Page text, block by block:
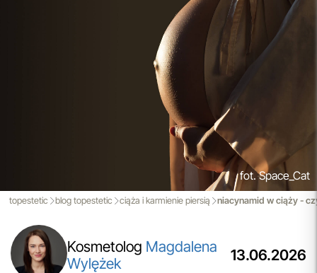
nowoczesnemu magazynowi oraz zaawansowanym
technologicznie systemom IT, zamówienia są zazwyczaj
wysyłane i dostarczane w ciągu zaledwie
24 godzin
od
Do wielu zamówień dołączamy starannie dobrane próbki
kosmetyków, dopasowane do indywidualnych potrzeb
pielęgnacyjnych. To nasz sposób, by umożliwić Ci
odkrywanie nowych produktów i doświadczanie
pielęgnacji w najlepszym wydaniu — świadomie, z troską o
Ciebie i Twoją skórę.
przeczytaj więcej
fot. Space_Cat
topestetic blog topestetic ciąża i karmienie piersią niacynamid w ciąży -
Kosmetolog Magdalena
Wylężek
13.06.2026